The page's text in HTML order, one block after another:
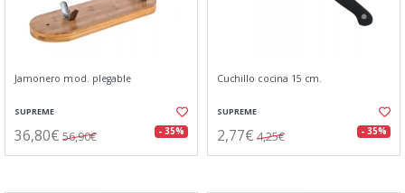
Jamonero mod. plegable
SUPREME
36,80€ 56,90€ - 35%
Cuchillo cocina 15 cm.
SUPREME
2,77€ 4,25€ - 35%